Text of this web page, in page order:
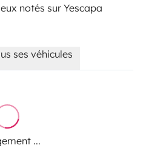
notés sur Yescapa
ses véhicules
...